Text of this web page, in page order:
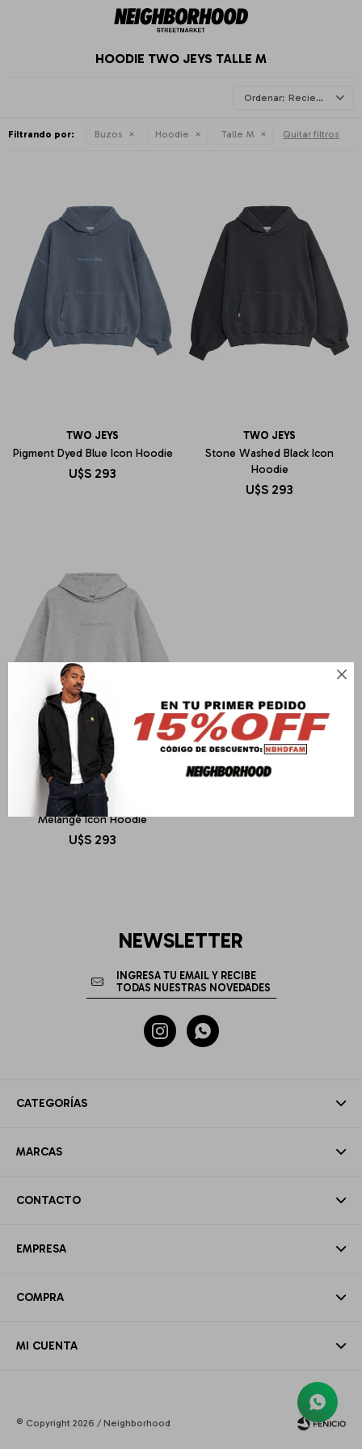

HOODIE TWO JEYS TALLE M
Recientes
Filtrando por: Buzos Hoodie Talle M Quitar filtros
TWO JEYS
Pigment Dyed Blue Icon Hoodie
U$S 293
TWO JEYS
Stone Washed Black Icon
Hoodie
U$S 293
TWO JEYS
Melange Icon Hoodie
U$S 293
CATEGORÍAS
MARCAS
CONTACTO
EMPRESA
COMPRA
MI CUENTA
NEWSLETTER
 
© Copyright 2026 / Neighborhood